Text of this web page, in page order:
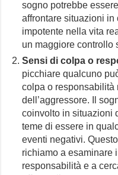
sogno potrebbe
affrontare situazioni
impotente nella vita
un maggiore controllo
Sensi di colpa o
picchiare qualcuno
colpa o responsabilità
dell’aggressore. Il
coinvolto in situazioni
teme di essere in
eventi negativi.
richiamo a esaminare
responsabilità e a